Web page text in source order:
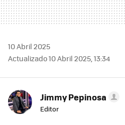
10 Abril 2025
Actualizado 10 Abril 2025, 13:34
Jimmy Pepinosa
Editor